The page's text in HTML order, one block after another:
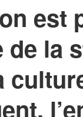
est
de la